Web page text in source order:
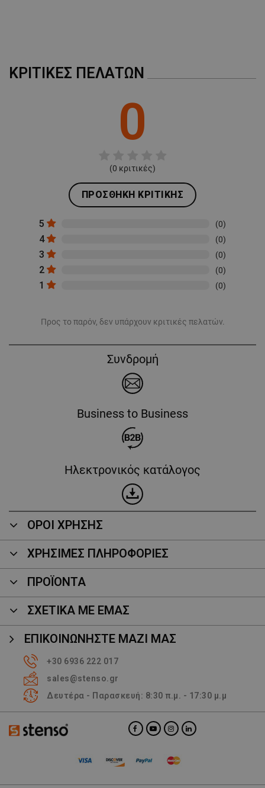
ΚΡΙΤΙΚΈΣ ΠΕΛΑΤΏΝ
0
(0 κριτικές)
ΠΡΟΣΘΉΚΗ ΚΡΙΤΙΚΉΣ
5 (0)
4 (0)
3 (0)
2 (0)
1 (0)
Προς το παρόν, δεν υπάρχουν κριτικές πελατών.
Συνδρομή
Business to Business
Ηλεκτρονικός κατάλογος
ΟΡΟΙ ΧΡΗΣΗΣ
ΧΡΗΣΙΜΕΣ ΠΛΗΡΟΦΟΡΙΕΣ
ΠΡΟΪΌΝΤΑ
ΣΧΕΤΙΚΑ ΜΕ ΕΜΑΣ
ΕΠΙΚΟΙΝΩΝΉΣΤΕ ΜΑΖΊ ΜΑΣ
+30 6936 222 017
sales@stenso.gr
Δευτέρα - Παρασκευή: 8:30 π.μ. - 17:30 μ.μ